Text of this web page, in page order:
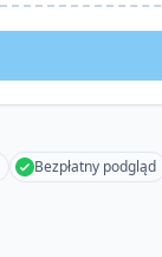
Bezpłatny podgląd